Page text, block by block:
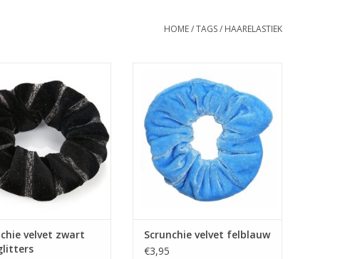
HOME/TAGS/ HAARELASTIEK
glitters
velvet zwart
TOEVOEGEN AAN WINKELWAGEN
Scrunchie velvet felblauw
€3,95